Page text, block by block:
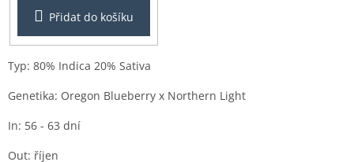
Přidat do košíku
Typ: 80% Indica 20% Sativa
Genetika: Oregon Blueberry x Northern Light
In: 56 - 63 dní
Out: říjen